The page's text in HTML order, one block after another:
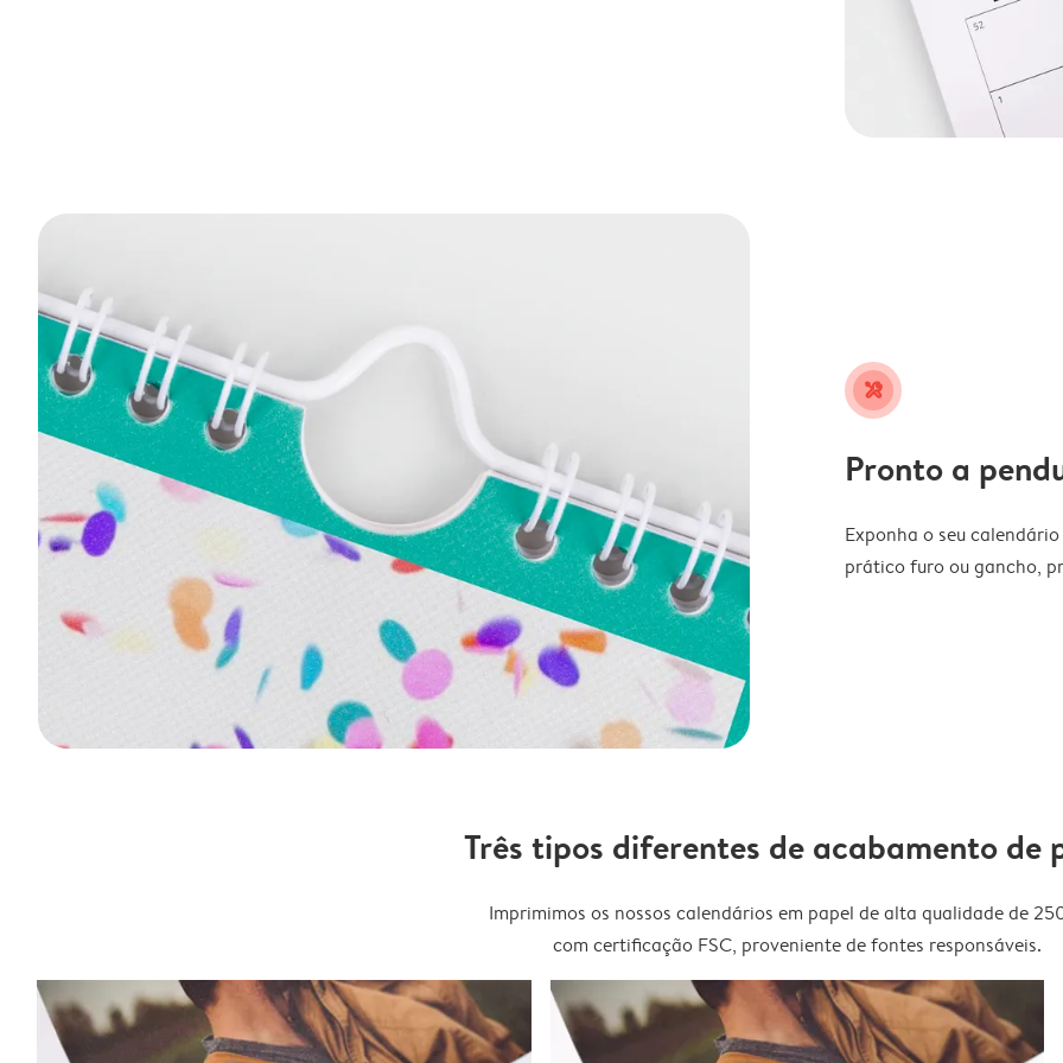
tools
Pronto a
Exponha o seu
prático furo ou gancho,
Três tipos diferentes de acabamento de
Imprimimos os nossos calendários em papel de alta qualidade de
com certificação FSC, proveniente de fontes responsáveis.